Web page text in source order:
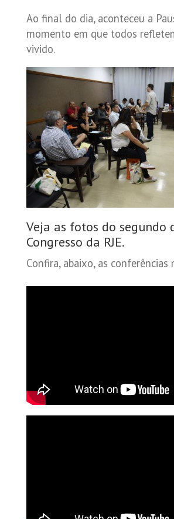
Ao final do dia, aconteceu a
momento em que todos
vivido.
Veja as fotos do segundo
Congresso da RJE.
Confira, abaixo, as conferências